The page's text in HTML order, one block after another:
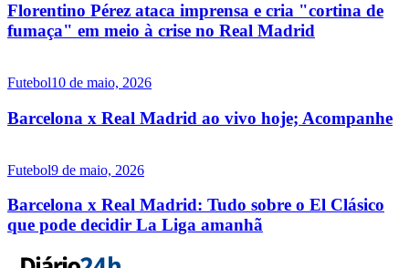
Florentino Pérez ataca imprensa e cria "cortina de
fumaça" em meio à crise no Real Madrid
Futebol10 de maio, 2026
Barcelona x Real Madrid ao vivo hoje; Acompanhe
Futebol9 de maio, 2026
Barcelona x Real Madrid: Tudo sobre o El Clásico
que pode decidir La Liga amanhã